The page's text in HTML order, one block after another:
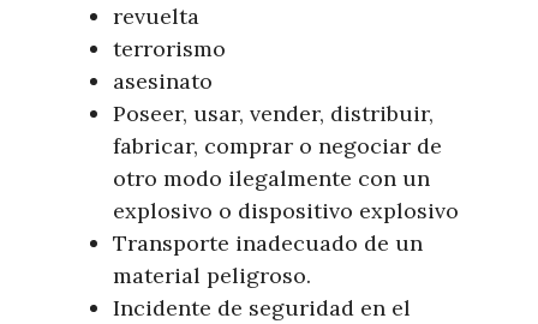
revuelta
terrorismo
asesinato
Poseer, usar, vender, distribuir,
fabricar, comprar o negociar de
otro modo ilegalmente con un
explosivo o dispositivo explosivo
Transporte inadecuado de un
material peligroso.
Incidente de seguridad en el